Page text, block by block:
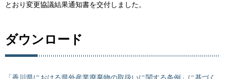
とおり変更協議結果通知書を交付しました。
ダウンロード
「香川県における県外産業廃棄物の取扱いに関する条例」に基づく